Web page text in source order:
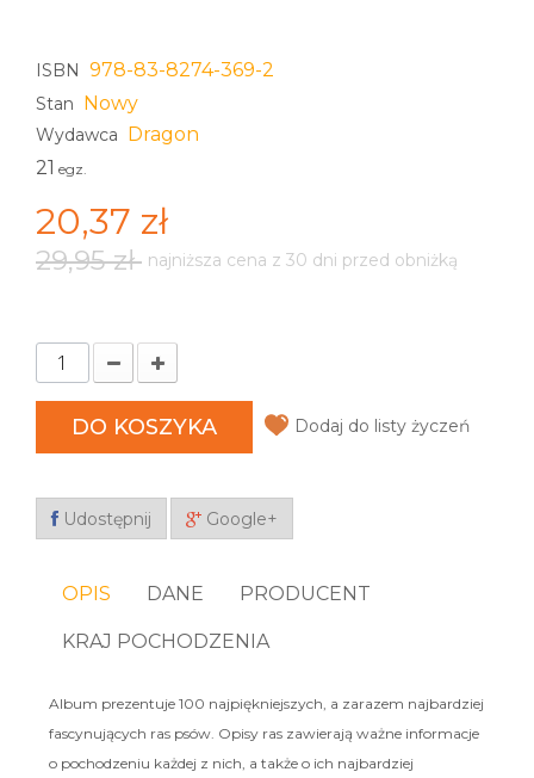
ISBN 978-83-8274-369-2
Stan Nowy
Wydawca Dragon
21 egz.
20,37 zł
29,95 zł najniższa cena z 30 dni przed obniżką
DO KOSZYKA Dodaj do listy życzeń
Udostępnij Google+
OPIS DANE PRODUCENT
KRAJ POCHODZENIA
Album prezentuje 100 najpiękniejszych, a zarazem najbardziej
fascynujących ras psów. Opisy ras zawierają ważne informacje
o pochodzeniu każdej z nich, a także o ich najbardziej